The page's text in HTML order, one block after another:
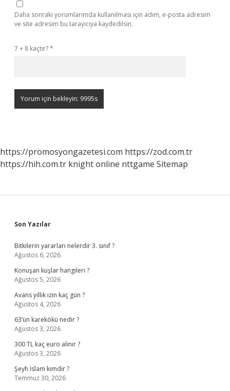
Daha sonraki yorumlarımda kullanılması için adım, e-posta adresim
ve site adresim bu tarayıcıya kaydedilsin.
7 + 8 kaçtır?*
https://promosyongazetesi.com https://zod.com.tr
https://hih.com.tr knight online nttgame Sitemap
Sidebar
Son Yazılar
Bitkilerin yararları nelerdir 3. sınıf ?
Ağustos 6, 2026
Konuşan kuşlar hangileri ?
Ağustos 5, 2026
Avans yıllık izin kaç gün ?
Ağustos 4, 2026
63’ün karekökü nedir ?
Ağustos 3, 2026
300 TL kaç euro alınır ?
Ağustos 3, 2026
Şeyh İslam kimdir ?
Temmuz 30, 2026